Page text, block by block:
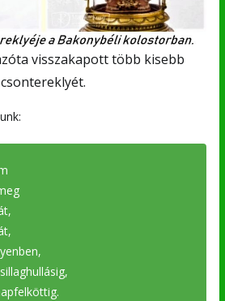
visszakapott több kisebb
csontereklyét.